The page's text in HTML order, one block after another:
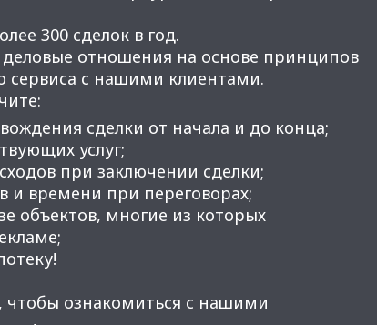
300 сделок в год.
отношения на основе принципов
сервиса с нашими клиентами.
сделки от начала и до конца;
услуг;
при заключении сделки;
времени при переговорах;
объектов, многие из которых
чтобы ознакомиться с нашими